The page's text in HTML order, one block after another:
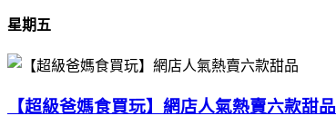
星期五
【超級爸媽食買玩】網店人氣熱賣六款甜品